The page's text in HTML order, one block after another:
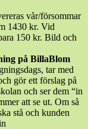
vår/försommar
1430 kr. Vid
150 kr. Bild och
på BillaBlom
tar med
gör ett förslag på
och ser dem “in
att se ut. Om så
stå och kunden